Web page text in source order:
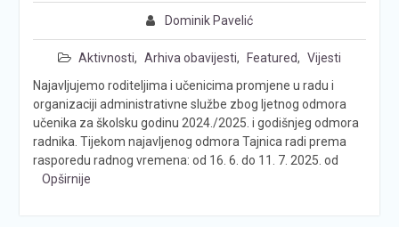
Dominik Pavelić
Aktivnosti, Arhiva obavijesti, Featured, Vijesti
Najavljujemo roditeljima i učenicima promjene u radu i
organizaciji administrativne službe zbog ljetnog odmora
učenika za školsku godinu 2024./2025. i godišnjeg odmora
radnika. Tijekom najavljenog odmora Tajnica radi prema
rasporedu radnog vremena: od 16. 6. do 11. 7. 2025. od
Opširnije